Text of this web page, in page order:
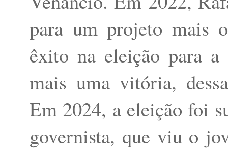
para um projeto mais
êxito na eleição para
mais uma vitória,
Em 2024, a eleição foi
governista, que viu o